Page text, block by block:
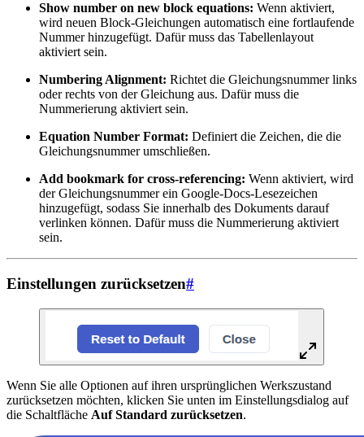
Show number on new block equations: Wenn aktiviert,
wird neuen Block-Gleichungen automatisch eine fortlaufende
Nummer hinzugefügt. Dafür muss das Tabellenlayout
aktiviert sein.
Numbering Alignment: Richtet die Gleichungsnummer links
oder rechts von der Gleichung aus. Dafür muss die
Nummerierung aktiviert sein.
Equation Number Format: Definiert die Zeichen, die die
Gleichungsnummer umschließen.
Add bookmark for cross-referencing: Wenn aktiviert, wird
der Gleichungsnummer ein Google-Docs-Lesezeichen
hinzugefügt, sodass Sie innerhalb des Dokuments darauf
verlinken können. Dafür muss die Nummerierung aktiviert
sein.
Einstellungen zurücksetzen#
Wenn Sie alle Optionen auf ihren ursprünglichen Werkszustand
zurücksetzen möchten, klicken Sie unten im Einstellungsdialog auf
die Schaltfläche Auf Standard zurücksetzen.